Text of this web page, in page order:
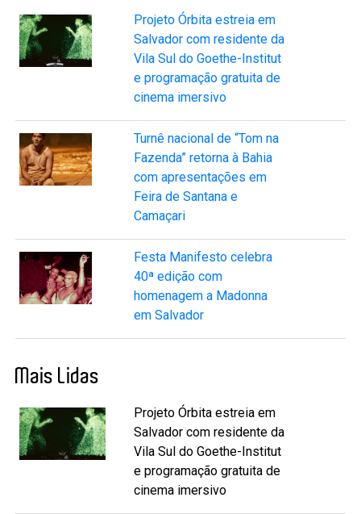
Projeto Órbita estreia em
Salvador com residente da
Vila Sul do Goethe-Institut
e programação gratuita de
cinema imersivo
Turnê nacional de “Tom na
Fazenda” retorna à Bahia
com apresentações em
Feira de Santana e
Camaçari
Festa Manifesto celebra
40ª edição com
homenagem a Madonna
em Salvador
Mais Lidas
Projeto Órbita estreia em
Salvador com residente da
Vila Sul do Goethe-Institut
e programação gratuita de
cinema imersivo